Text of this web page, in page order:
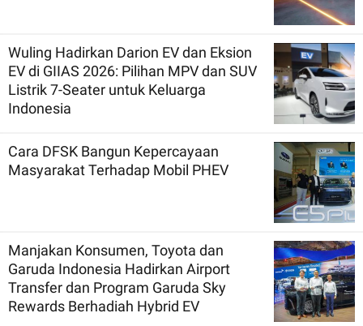
Wuling Hadirkan Darion EV dan Eksion
EV di GIIAS 2026: Pilihan MPV dan SUV
Listrik 7-Seater untuk Keluarga
Indonesia
Cara DFSK Bangun Kepercayaan
Masyarakat Terhadap Mobil PHEV
Manjakan Konsumen, Toyota dan
Garuda Indonesia Hadirkan Airport
Transfer dan Program Garuda Sky
Rewards Berhadiah Hybrid EV